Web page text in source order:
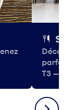
T3 —
Suivant